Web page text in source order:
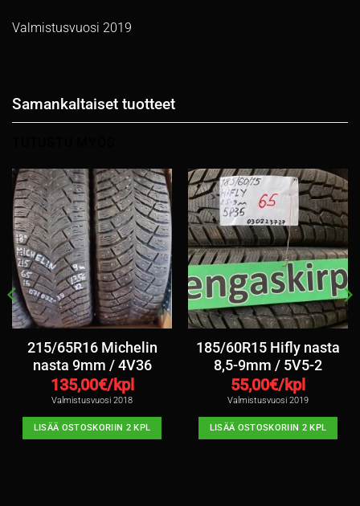
Valmistusvuosi 2019
Samankaltaiset tuotteet
215/65R16 Michelin
nasta 9mm / 4V36
135,00€/kpl
Valmistusvuosi 2018
LISÄÄ OSTOSKORIIN 2 KPL
185/60R15 Hifly nasta
8,5-9mm / 5V5-2
55,00€/kpl
Valmistusvuosi 2019
LISÄÄ OSTOSKORIIN 2 KPL